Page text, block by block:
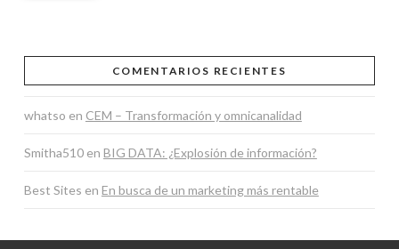
COMENTARIOS RECIENTES
whatso en CEM – Transformación y omnicanalidad
Smitha510en BIG DATA: ¿Explosión de información?
Best Sites en En busca de un marketing más rentable